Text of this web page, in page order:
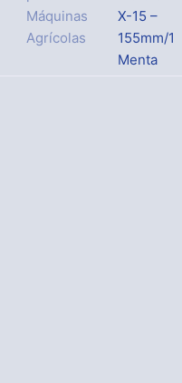
Máquinas
Agrícolas
X-15 –
155mm/1
Menta